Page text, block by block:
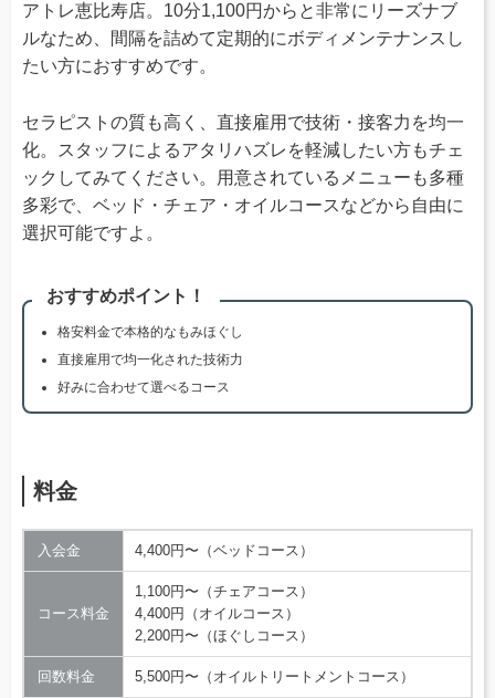
アトレ恵比寿店。10分1,100円からと非常にリーズナブ
ルなため、間隔を詰めて定期的にボディメンテナンスし
たい方におすすめです。
セラピストの質も高く、直接雇用で技術・接客力を均一
化。スタッフによるアタリハズレを軽減したい方もチェ
ックしてみてください。用意されているメニューも多種
多彩で、ベッド・チェア・オイルコースなどから自由に
選択可能ですよ。
おすすめポイント！
格安料金で本格的なもみほぐし
直接雇用で均一化された技術力
好みに合わせて選べるコース
料金
入会金 4,400円〜（ベッドコース）
コース料金
1,100円〜（チェアコース）
4,400円（オイルコース）
2,200円〜（ほぐしコース）
回数料金 5,500円〜（オイルトリートメントコース）